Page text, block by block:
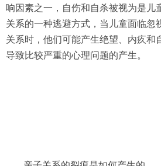
响因素之一，自伤和自杀被视为是儿
关系的一种逃避方式，当儿童面临忽
关系时，他们可能产生绝望、内疚和
导致比较严重的心理问题的产生。